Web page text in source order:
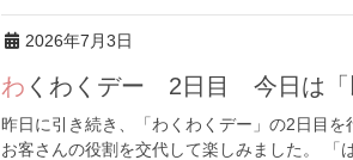
2026年7月3日
わくわくデー 2日目 今日は「
昨日に引き続き、「わくわくデー」の2日目
お客さんの役割を交代して楽しみました。